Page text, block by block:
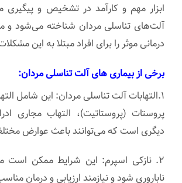
ابزار مهم و کارآمد در تشخیص و پیگیری
آلت‌های تناسلی مردان شناخته می‌شود و
درمانی موثر را برای افراد مبتلا به این
برخی از بیماری های آلت تناسلی مردان:
۱.التهابات آلت تناسلی مردان: این شامل
پروستات (پروستاتیت)، التهاب مجاری
دیگری است که می‌توانند باعث عوارض
۲. نازکی اسپرم: این شرایط ممکن است
ناباروری شود و نیازمند ارزیابی و درمان